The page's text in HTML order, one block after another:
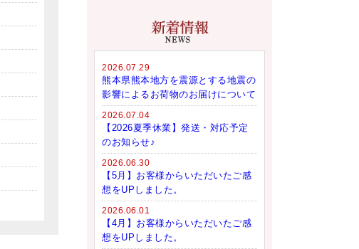
2026.07.29
熊本県熊本地方を震源とする地震の
影響によるお荷物のお届けについて
2026.07.04
【2026夏季休業】発送・対応予定
のお知らせ♪
2026.06.30
【5月】お客様からいただいたご感
想をUPしました。
2026.06.01
【4月】お客様からいただいたご感
想をUPしました。